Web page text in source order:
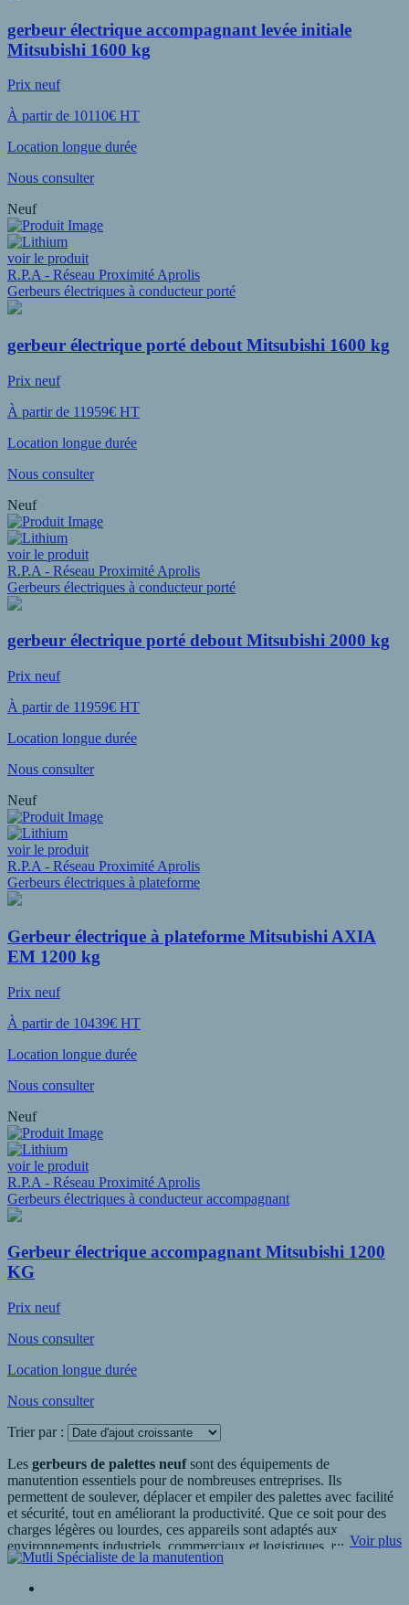
gerbeur électrique accompagnant levée initiale
Mitsubishi 1600 kg
Prix neuf
À partir de 10110€ HT
Location longue durée
Nous consulter
Neuf
voir le produit
R.P.A - Réseau Proximité Aprolis
Gerbeurs électriques à conducteur porté
gerbeur électrique porté debout Mitsubishi 1600 kg
Prix neuf
À partir de 11959€ HT
Location longue durée
Nous consulter
Neuf
voir le produit
R.P.A - Réseau Proximité Aprolis
Gerbeurs électriques à conducteur porté
gerbeur électrique porté debout Mitsubishi 2000 kg
Prix neuf
À partir de 11959€ HT
Location longue durée
Nous consulter
Neuf
voir le produit
R.P.A - Réseau Proximité Aprolis
Gerbeurs électriques à plateforme
Gerbeur électrique à plateforme Mitsubishi AXIA
EM 1200 kg
Prix neuf
À partir de 10439€ HT
Location longue durée
Nous consulter
Neuf
voir le produit
R.P.A - Réseau Proximité Aprolis
Gerbeurs électriques à conducteur accompagnant
Gerbeur électrique accompagnant Mitsubishi 1200
KG
Prix neuf
Nous consulter
Location longue durée
Nous consulter
Trier par :
Les gerbeurs de palettes neufsont des équipements de
manutention essentiels pour de nombreuses entreprises. Ils
permettent de soulever, déplacer et empiler des palettes avec facilité
et sécurité, tout en améliorant la productivité. Que ce soit pour des
charges légères ou lourdes, ces appareils sont adaptés aux
environnements industriels, commerciaux et logistiques. Chez R.P.A
- Manutention Vivier à Sainte Catherine, nous proposons une
aux besoins spécifiques des entreprises.
Voir plus